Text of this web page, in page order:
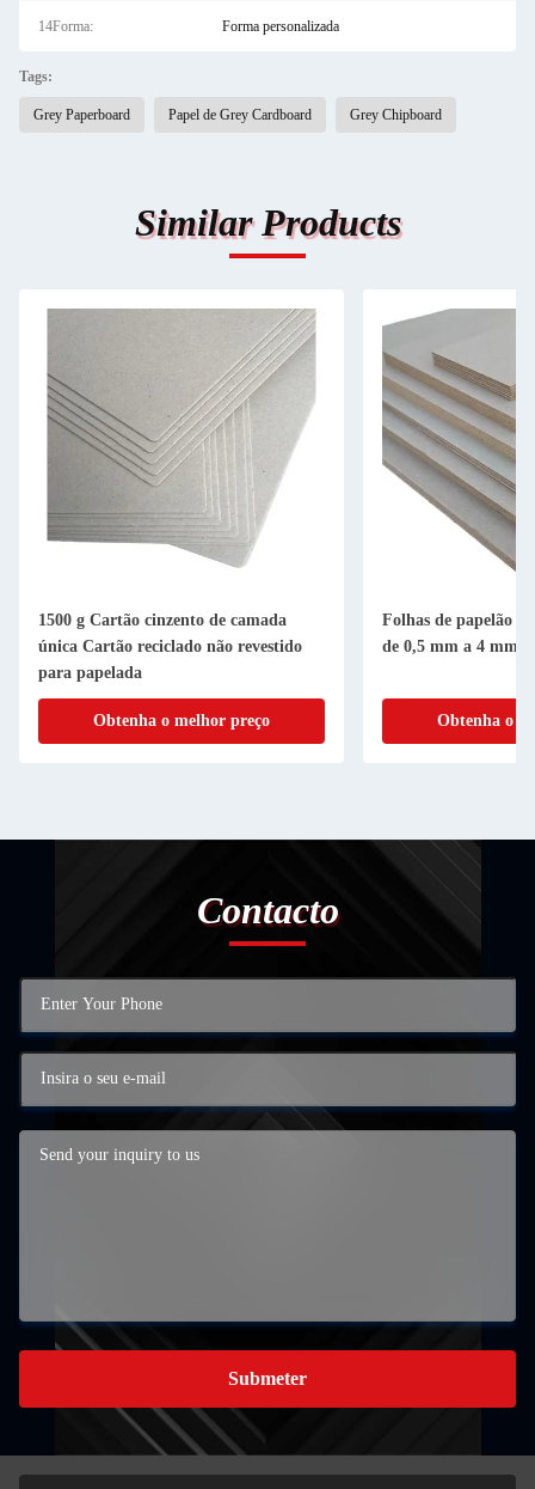
14Forma: Forma personalizada
Tags:
Grey Paperboard Papel de Grey Cardboard Grey Chipboard
Similar Products
1500 g Cartão cinzento de camada
única Cartão reciclado não revestido
para papelada
Obtenha o melhor preço
Folhas de papelão
de 0,5 mm a 4 mm
Obtenha o
Contacto
Submeter